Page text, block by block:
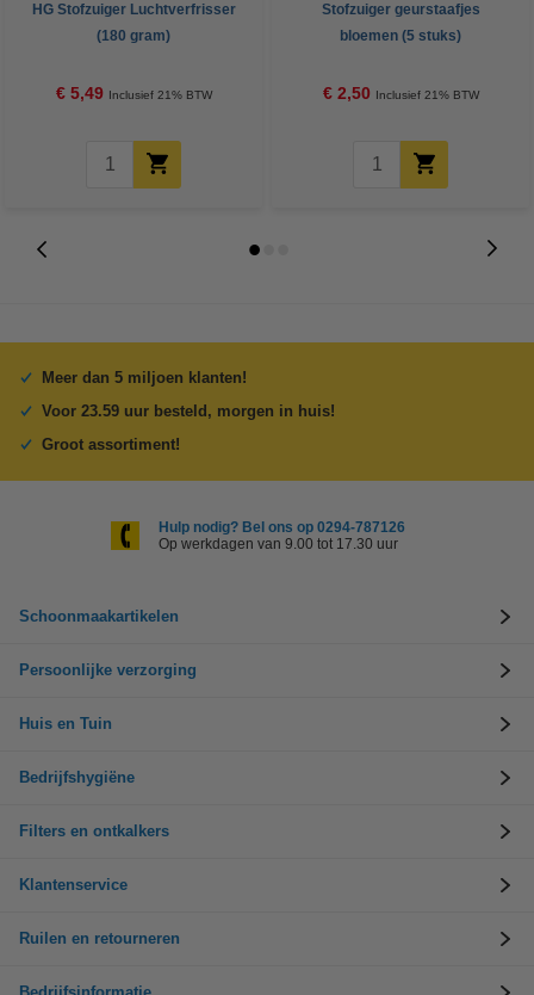
HG Stofzuiger Luchtverfrisser
(180 gram)
€ 5,49 Inclusief 21% BTW
Stofzuiger geurstaafjes
bloemen (5 stuks)
€ 2,50 Inclusief 21% BTW
Meer dan 5 miljoen klanten!
Voor 23.59 uur besteld, morgen in huis!
Groot assortiment!
Hulp nodig? Bel ons op 0294-787126
Op werkdagen van 9.00 tot 17.30 uur
Schoonmaakartikelen
Persoonlijke verzorging
Huis en Tuin
Bedrijfshygiëne
Filters en ontkalkers
Klantenservice
Ruilen en retourneren